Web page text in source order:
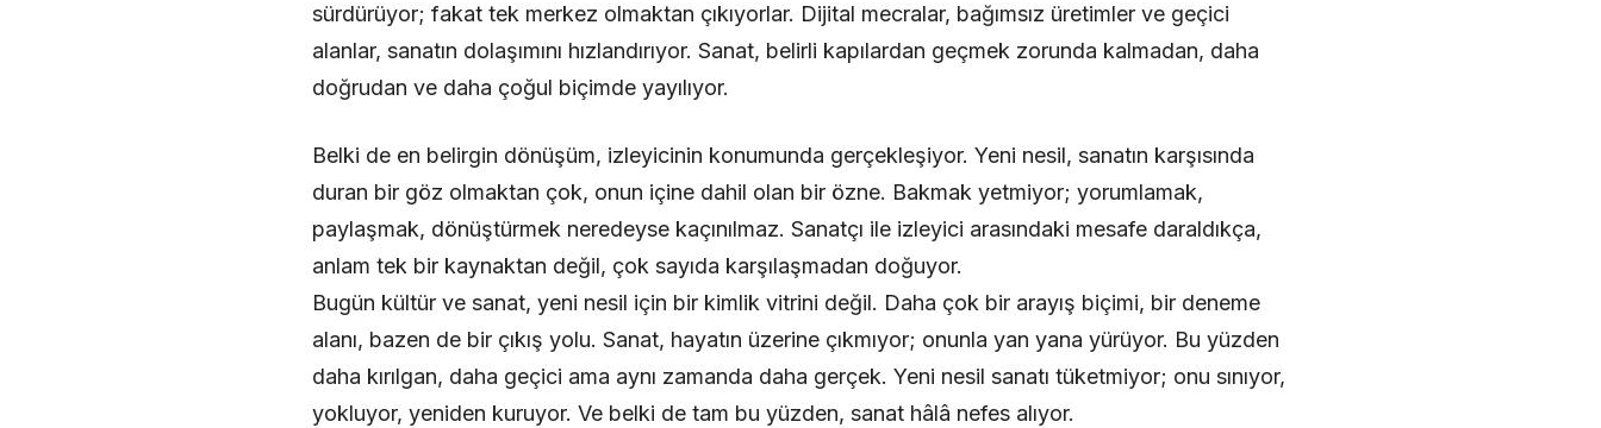
sürdürüyor; fakat tek merkez olmaktan çıkıyorlar. Dijital mecralar, bağımsız üretimler ve geçici
alanlar, sanatın dolaşımını hızlandırıyor. Sanat, belirli kapılardan geçmek zorunda kalmadan, daha
doğrudan ve daha çoğul biçimde yayılıyor.
Belki de en belirgin dönüşüm, izleyicinin konumunda gerçekleşiyor. Yeni nesil, sanatın karşısında
duran bir göz olmaktan çok, onun içine dahil olan bir özne. Bakmak yetmiyor; yorumlamak,
paylaşmak, dönüştürmek neredeyse kaçınılmaz. Sanatçı ile izleyici arasındaki mesafe daraldıkça,
anlam tek bir kaynaktan değil, çok sayıda karşılaşmadan doğuyor.
Bugün kültür ve sanat, yeni nesil için bir kimlik vitrini değil. Daha çok bir arayış biçimi, bir deneme
alanı, bazen de bir çıkış yolu. Sanat, hayatın üzerine çıkmıyor; onunla yan yana yürüyor. Bu yüzden
daha kırılgan, daha geçici ama aynı zamanda daha gerçek. Yeni nesil sanatı tüketmiyor; onu sınıyor,
yokluyor, yeniden kuruyor. Ve belki de tam bu yüzden, sanat hâlâ nefes alıyor.